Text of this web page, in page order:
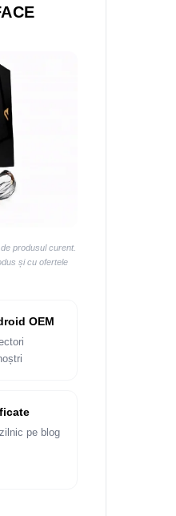
produsul curent.
și cu ofertele
OEM
pe blog